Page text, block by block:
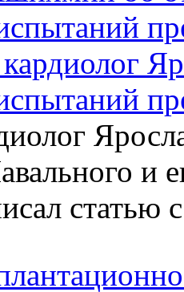
и
статью